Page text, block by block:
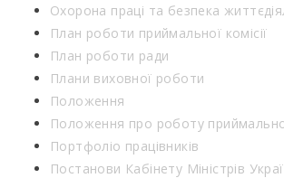
Охорона праці та безпека
План роботи приймальної комісії
План роботи ради
Плани виховної роботи
Положення
Положення про роботу
Портфоліо працівників
Постанови Кабінету Міністрів